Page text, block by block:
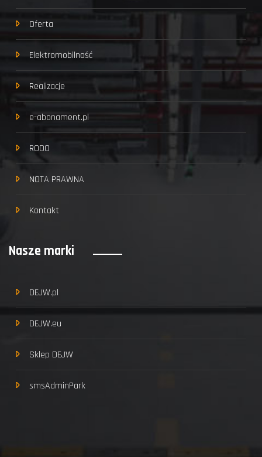
Oferta
Elektromobilność
Realizacje
e-abonament.pl
RODO
NOTA PRAWNA
Kontakt
Nasze marki
DEJW.pl
DEJW.eu
Sklep DEJW
smsAdminPark